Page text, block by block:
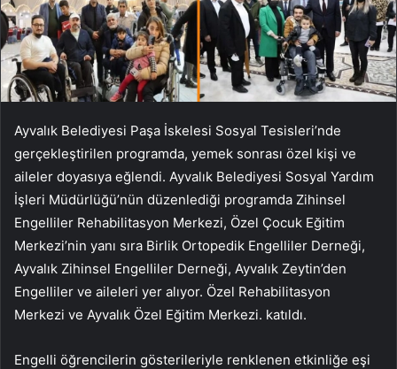
Ayvalık Belediyesi Paşa İskelesi Sosyal Tesisleri’nde
gerçekleştirilen programda, yemek sonrası özel kişi ve
aileler doyasıya eğlendi. Ayvalık Belediyesi Sosyal Yardım
İşleri Müdürlüğü’nün düzenlediği programda Zihinsel
Engelliler Rehabilitasyon Merkezi, Özel Çocuk Eğitim
Merkezi’nin yanı sıra Birlik Ortopedik Engelliler Derneği,
Ayvalık Zihinsel Engelliler Derneği, Ayvalık Zeytin’den
Engelliler ve aileleri yer alıyor. Özel Rehabilitasyon
Merkezi ve Ayvalık Özel Eğitim Merkezi. katıldı.
Engelli öğrencilerin gösterileriyle renklenen etkinliğe eşi